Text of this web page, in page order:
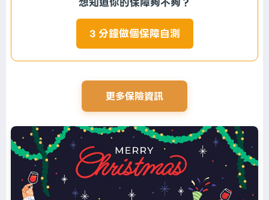
3 分鐘做個保障自測
更多保險資訊